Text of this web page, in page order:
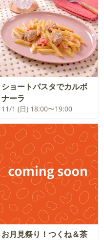
ショートパスタでカルボ
ナーラ
11/1 (日) 18:00〜19:00
お月見祭り！つくね＆茶